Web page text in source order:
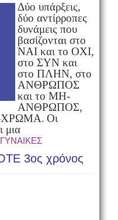
Δύο υπάρξεις,
δύο αντίρροπες
δυνάμεις που
βασίζονται στο
ΝΑΙ και το ΟΧΙ,
στο ΣΥΝ και
στο ΠΛΗΝ, στο
ΑΝΘΡΩΠΟΣ
και το ΜΗ-
ΑΝΘΡΩΠΟΣ,
ΧΡΩΜΑ. Οι
μια
3ος χρόνος